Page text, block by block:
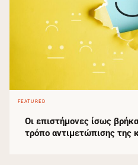
FEATURED
Οι επιστήμονες ίσως
τρόπο αντιμετώπισης της